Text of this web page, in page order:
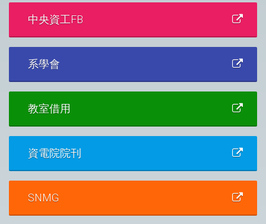
中央資工FB
系學會
教室借用
資電院院刊
SNMG